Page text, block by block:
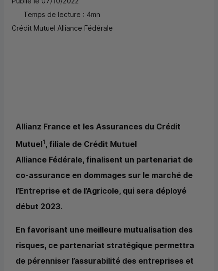
Temps de lecture : 4mn
Crédit Mutuel Alliance Fédérale
Allianz France et les Assurances du Crédit
Mutuel1 , filiale de Crédit Mutuel
Alliance Fédérale, finalisent un partenariat de
co-assurance en dommages sur le marché de
l’Entreprise et de l’Agricole, qui sera déployé
début 2023.
En favorisant une meilleure mutualisation des
risques, ce partenariat stratégique permettra
de pérenniser l’assurabilité des entreprises et